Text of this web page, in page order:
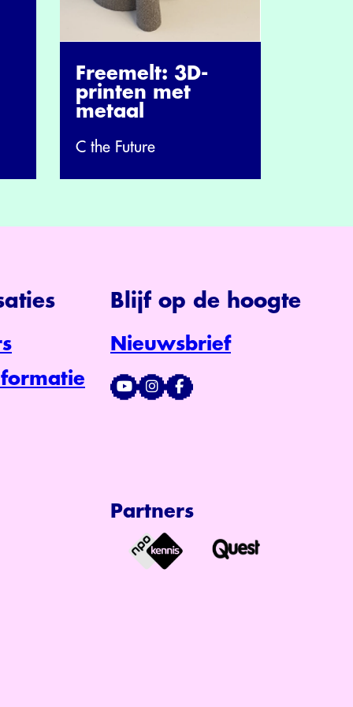
Freemelt: 3D-
printen met
metaal
C the Future
Blijf op de hoogte
Nieuwsbrief
Partners